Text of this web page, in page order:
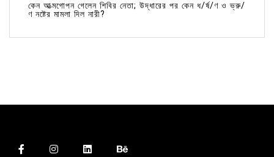
কেন আত্মগোপন গেলেন শিবির নেতা; উদ্ধারের পর কেন ধ/র্ষ/ণ ও ভ্রু/
ণ নষ্টের মামলা দিল নারী?